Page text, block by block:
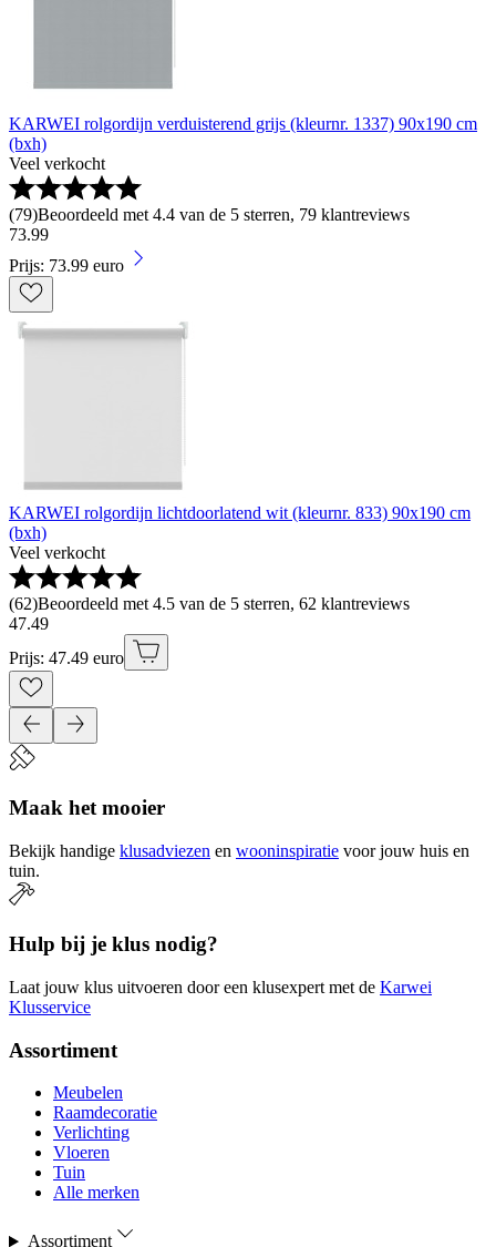
KARWEI rolgordijn verduisterend grijs (kleurnr. 1337) 90x190 cm
(bxh)
Veel verkocht
(79)Beoordeeld met 4.4 van de 5 sterren, 79 klantreviews
73.99
Prijs: 73.99 euro
KARWEI rolgordijn lichtdoorlatend wit (kleurnr. 833) 90x190 cm
(bxh)
Veel verkocht
(62)Beoordeeld met 4.5 van de 5 sterren, 62 klantreviews
47.49
Prijs: 47.49 euro
Maak het mooier
Bekijk handige klusadviezen en wooninspiratie voor jouw huis en
tuin.
Hulp bij je klus nodig?
Laat jouw klus uitvoeren door een klusexpert met de Karwei
Klusservice
Assortiment
Meubelen
Raamdecoratie
Verlichting
Vloeren
Tuin
Alle merken
Assortiment